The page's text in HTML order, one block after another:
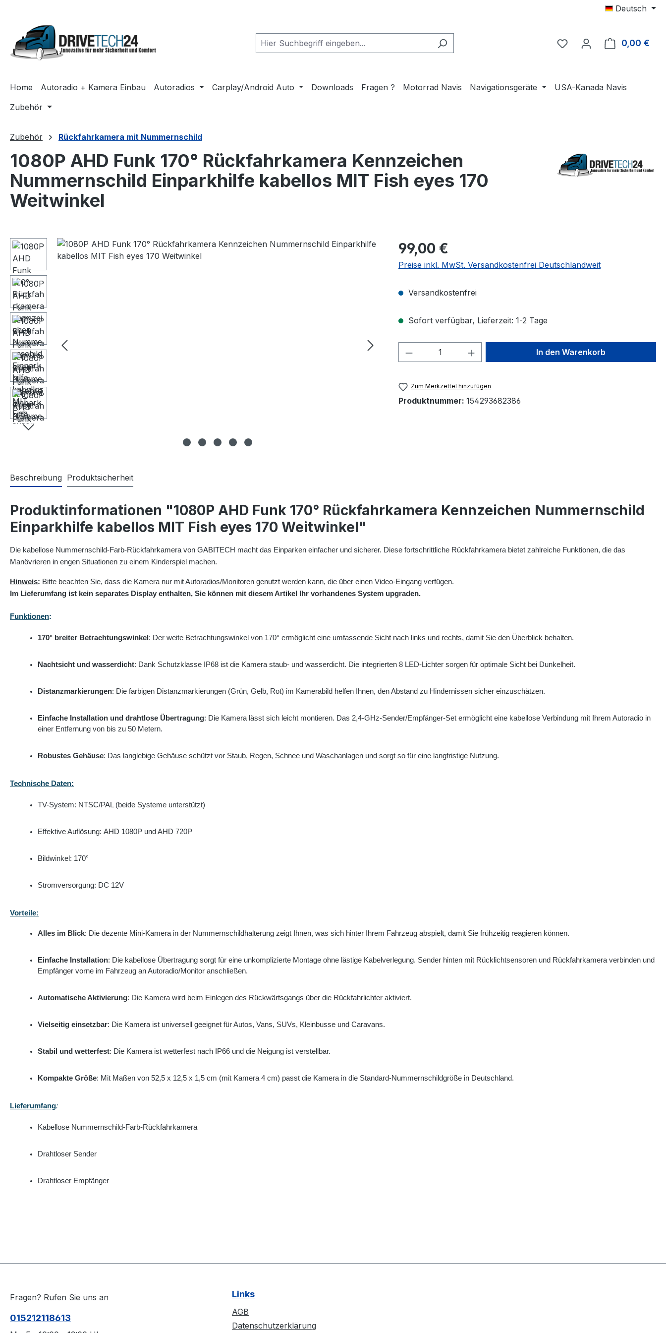
Deutsch
0,00 €
Home Autoradio + Kamera Einbau Autoradios Carplay/Android Auto Downloads Fragen ? Motorrad Navis Navigationsgeräte
USA-Kanada Navis
Zubehör
Zubehör Rückfahrkamera mit Nummernschild
1080P AHD Funk 170° Rückfahrkamera Kennzeichen
Nummernschild Einparkhilfe kabellos MIT Fish eyes 170
Weitwinkel
Bildergalerie überspringen Regulärer Preis:
99,00 €
Preise inkl. MwSt. Versandkostenfrei Deutschlandweit
Versandkostenfrei
Sofort verfügbar, Lieferzeit: 1-2 Tage
Produkt Anzahl: Gib den gewünschten Wert
In den Warenkorb
Zum Merkzettel hinzufügen
Produktnummer: 154293682386
Beschreibung Produktsicherheit
Produktinformationen "1080P AHD Funk 170° Rückfahrkamera Kennzeichen Nummernschild
Einparkhilfe kabellos MIT Fish eyes 170 Weitwinkel"
Die kabellose Nummernschild-Farb-Rückfahrkamera von GABITECH macht das Einparken einfacher und sicherer. Diese fortschrittliche Rückfahrkamera bietet zahlreiche Funktionen, die das
Manövrieren in engen Situationen zu einem Kinderspiel machen.
Hinweis: Bitte beachten Sie, dass die Kamera nur mit Autoradios/Monitoren genutzt werden kann, die über einen Video-Eingang verfügen.
Im Lieferumfang ist kein separates Display enthalten, Sie können mit diesem Artikel Ihr vorhandenes System upgraden.
Funktionen:
170° breiter Betrachtungswinkel : Der weite Betrachtungswinkel von 170° ermöglicht eine umfassende Sicht nach links und rechts, damit Sie den Überblick behalten.
Nachtsicht und wasserdicht: Dank Schutzklasse IP68 ist die Kamera staub- und wasserdicht. Die integrierten 8 LED-Lichter sorgen für optimale Sicht bei Dunkelheit.
Distanzmarkierungen: Die farbigen Distanzmarkierungen (Grün, Gelb, Rot) im Kamerabild helfen Ihnen, den Abstand zu Hindernissen sicher einzuschätzen.
Einfache Installation und drahtlose Übertragung: Die Kamera lässt sich leicht montieren. Das 2,4-GHz-Sender/Empfänger-Set ermöglicht eine kabellose Verbindung mit Ihrem Autoradio in
einer Entfernung von bis zu 50 Metern.
Robustes Gehäuse: Das langlebige Gehäuse schützt vor Staub, Regen, Schnee und Waschanlagen und sorgt so für eine langfristige Nutzung.
Technische Daten:
TV-System: NTSC/PAL (beide Systeme unterstützt)
Effektive Auflösung: AHD 1080P und AHD 720P
Bildwinkel: 170°
Stromversorgung: DC 12V
Vorteile:
Alles im Blick: Die dezente Mini-Kamera in der Nummernschildhalterung zeigt Ihnen, was sich hinter Ihrem Fahrzeug abspielt, damit Sie frühzeitig reagieren können.
Einfache Installation: Die kabellose Übertragung sorgt für eine unkomplizierte Montage ohne lästige Kabelverlegung. Sender hinten mit Rücklichtsensoren und Rückfahrkamera verbinden und
Empfänger vorne im Fahrzeug an Autoradio/Monitor anschließen.
Automatische Aktivierung: Die Kamera wird beim Einlegen des Rückwärtsgangs über die Rückfahrlichter aktiviert.
Vielseitig einsetzbar: Die Kamera ist universell geeignet für Autos, Vans, SUVs, Kleinbusse und Caravans.
Stabil und wetterfest: Die Kamera ist wetterfest nach IP66 und die Neigung ist verstellbar.
Kompakte Größe: Mit Maßen von 52,5 x 12,5 x 1,5 cm (mit Kamera 4 cm) passt die Kamera in die Standard-Nummernschildgröße in Deutschland.
Lieferumfang:
Kabellose Nummernschild-Farb-Rückfahrkamera
Drahtloser Sender
Drahtloser Empfänger
Fragen? Rufen Sie uns an
015212118613
Links
AGB
Datenschutzerklärung